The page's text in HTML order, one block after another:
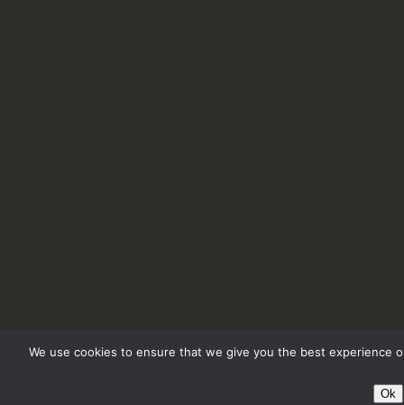
We use cookies to ensure that we give you the best experience
Ok